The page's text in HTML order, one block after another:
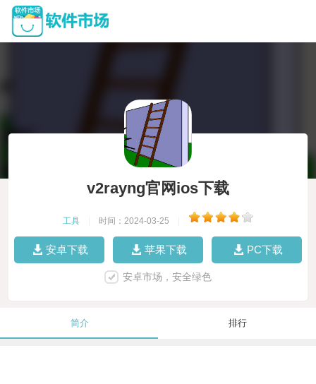
v2rayng官网ios下载
工具 时间：2024-03-25
安卓下载 苹果下载 PC下载
安卓市场，安全绿色
简介 排行